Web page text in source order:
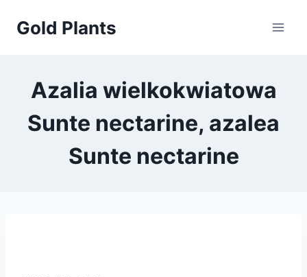
Gold Plants
Azalia wielkokwiatowa
Sunte nectarine, azalea
Sunte nectarine